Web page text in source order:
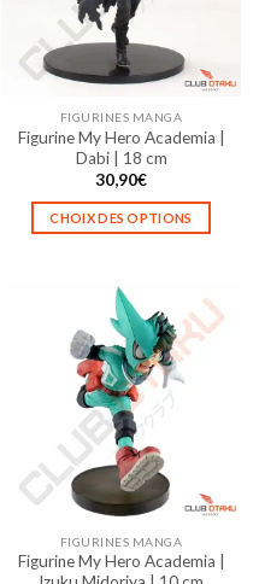
être
choisies
sur
page
du
produit
FIGURINES MANGA
Figurine My Hero Academia |
Dabi | 18 cm
30,90€
CHOIX DES OPTIONS
a
plusieurs
variations.
Les
options
peuvent
être
choisies
sur
page
du
FIGURINES MANGA
Figurine My Hero Academia |